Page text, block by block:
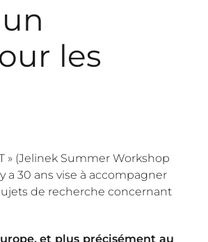
les
» (Jelinek Summer Workshop
a 30 ans vise à accompagner
de recherche concernant
et plus précisément au